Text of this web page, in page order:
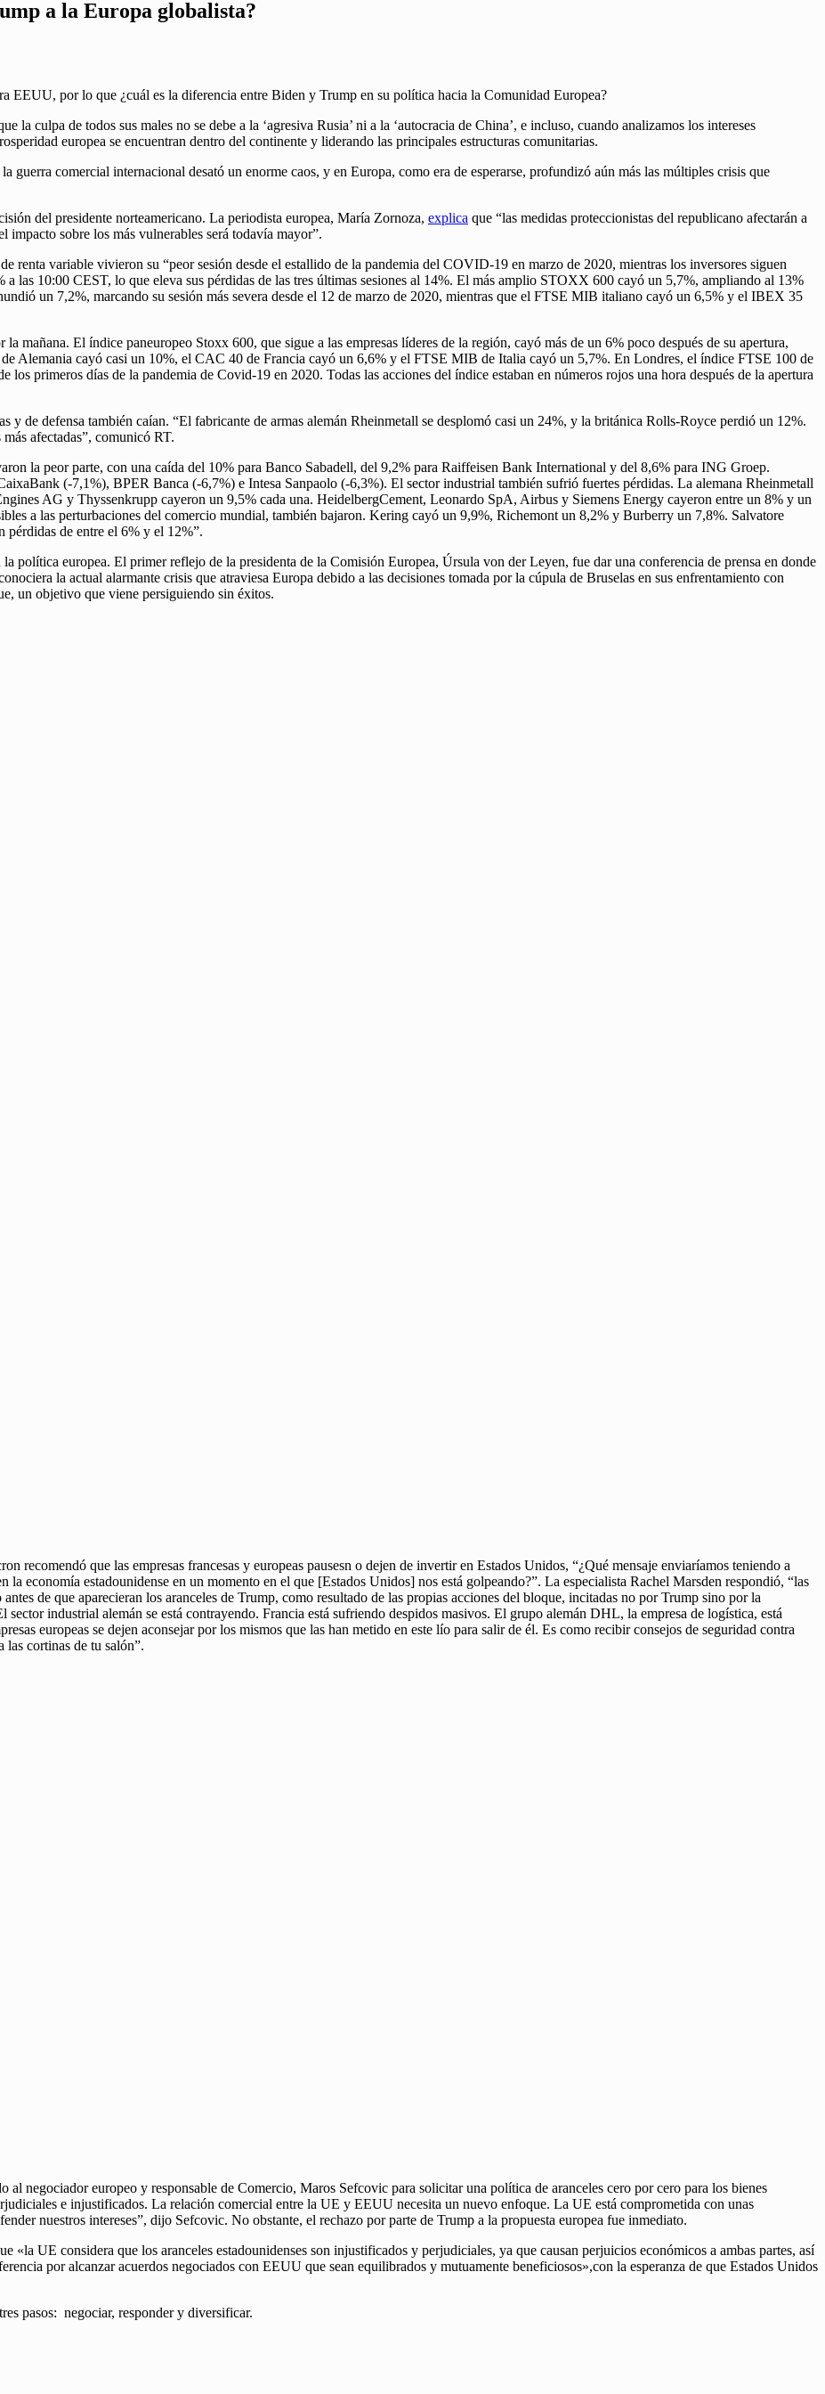
a la Europa globalista?
EEUU, por lo que ¿cuál es la diferencia entre Biden y Trump en su política hacia la Comunidad Europea?
la culpa de todos sus males no se debe a la ‘agresiva Rusia’ ni a la ‘autocracia de China’, e incluso, cuando analizamos los intereses
europea se encuentran dentro del continente y liderando las principales estructuras comunitarias.
guerra comercial internacional desató un enorme caos, y en Europa, como era de esperarse, profundizó aún más las múltiples crisis que
del presidente norteamericano. La periodista europea, María Zornoza, explica que “las medidas proteccionistas del republicano afectarán a
sobre los más vulnerables será todavía mayor”.
renta variable vivieron su “peor sesión desde el estallido de la pandemia del COVID-19 en marzo de 2020, mientras los inversores siguen
las 10:00 CEST, lo que eleva sus pérdidas de las tres últimas sesiones al 14%. El más amplio STOXX 600 cayó un 5,7%, ampliando al 13%
un 7,2%, marcando su sesión más severa desde el 12 de marzo de 2020, mientras que el FTSE MIB italiano cayó un 6,5% y el IBEX 35
mañana. El índice paneuropeo Stoxx 600, que sigue a las empresas líderes de la región, cayó más de un 6% poco después de su apertura,
Alemania cayó casi un 10%, el CAC 40 de Francia cayó un 6,6% y el FTSE MIB de Italia cayó un 5,7%. En Londres, el índice FTSE 100 de
los primeros días de la pandemia de Covid-19 en 2020. Todas las acciones del índice estaban en números rojos una hora después de la apertura
y de defensa también caían. “El fabricante de armas alemán Rheinmetall se desplomó casi un 24%, y la británica Rolls-Royce perdió un 12%.
afectadas”, comunicó RT.
la peor parte, con una caída del 10% para Banco Sabadell, del 9,2% para Raiffeisen Bank International y del 8,6% para ING Groep.
(-7,1%), BPER Banca (-6,7%) e Intesa Sanpaolo (-6,3%). El sector industrial también sufrió fuertes pérdidas. La alemana Rheinmetall
AG y Thyssenkrupp cayeron un 9,5% cada una. HeidelbergCement, Leonardo SpA, Airbus y Siemens Energy cayeron entre un 8% y un
a las perturbaciones del comercio mundial, también bajaron. Kering cayó un 9,9%, Richemont un 8,2% y Burberry un 7,8%. Salvatore
de entre el 6% y el 12%”.
política europea. El primer reflejo de la presidenta de la Comisión Europea, Úrsula von der Leyen, fue dar una conferencia de prensa en donde
la actual alarmante crisis que atraviesa Europa debido a las decisiones tomada por la cúpula de Bruselas en sus enfrentamiento con
un objetivo que viene persiguiendo sin éxitos.
recomendó que las empresas francesas y europeas pausesn o dejen de invertir en Estados Unidos, “¿Qué mensaje enviaríamos teniendo a
la economía estadounidense en un momento en el que [Estados Unidos] nos está golpeando?”. La especialista Rachel Marsden respondió, “las
de que aparecieran los aranceles de Trump, como resultado de las propias acciones del bloque, incitadas no por Trump sino por la
industrial alemán se está contrayendo. Francia está sufriendo despidos masivos. El grupo alemán DHL, la empresa de logística, está
europeas se dejen aconsejar por los mismos que las han metido en este lío para salir de él. Es como recibir consejos de seguridad contra
las cortinas de tu salón”.
negociador europeo y responsable de Comercio, Maros Sefcovic para solicitar una política de aranceles cero por cero para los bienes
e injustificados. La relación comercial entre la UE y EEUU necesita un nuevo enfoque. La UE está comprometida con unas
nuestros intereses”, dijo Sefcovic. No obstante, el rechazo por parte de Trump a la propuesta europea fue inmediato.
«la UE considera que los aranceles estadounidenses son injustificados y perjudiciales, ya que causan perjuicios económicos a ambas partes, así
por alcanzar acuerdos negociados con EEUU que sean equilibrados y mutuamente beneficiosos»,con la esperanza de que Estados Unidos
pasos: negociar, responder y diversificar.